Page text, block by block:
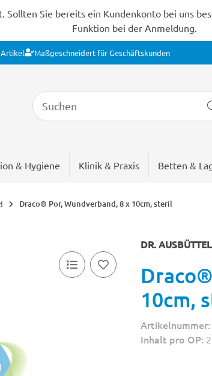
Sie bereits ein Kundenkonto bei uns
Funktion bei der Anmeldung.
Artikel Maßgeschneidert für Geschäftskunden
& Hygiene Klinik & Praxis Betten &
Draco® Por, Wundverband, 8 x 10cm, steril
DR.
10cm,
Artikelnummer:
Inhalt pro OP: